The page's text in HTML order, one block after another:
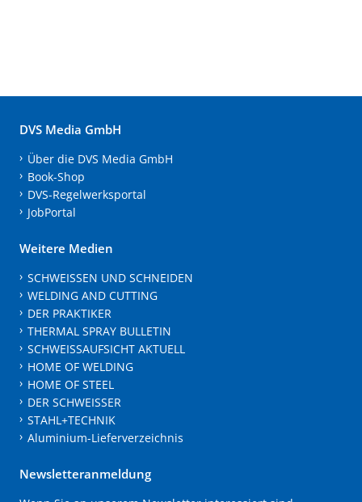
DVS Media GmbH
Über die DVS Media GmbH
Book-Shop
DVS-Regelwerksportal
JobPortal
Weitere Medien
SCHWEISSEN UND SCHNEIDEN
WELDING AND CUTTING
DER PRAKTIKER
THERMAL SPRAY BULLETIN
SCHWEISSAUFSICHT AKTUELL
HOME OF WELDING
HOME OF STEEL
DER SCHWEISSER
STAHL+TECHNIK
Aluminium-Lieferverzeichnis
Newsletteranmeldung